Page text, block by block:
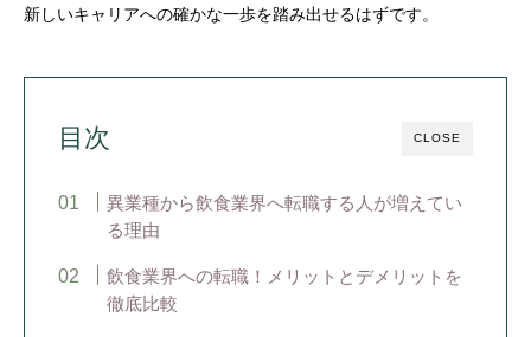
新しいキャリアへの確かな一歩を踏み出せるはずです。
CLOSE
目次
異業種から飲食業界へ転職する人が増えてい
る理由
飲食業界への転職！メリットとデメリットを
徹底比較